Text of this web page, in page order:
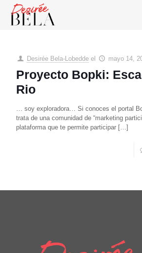
Desirée Bela-Lobedde el mayo 14,
Proyecto Bopki:
Rio
… soy exploradora… Si conoces el portal
trata de una comunidad de “marketing
plataforma que te permite participar […]